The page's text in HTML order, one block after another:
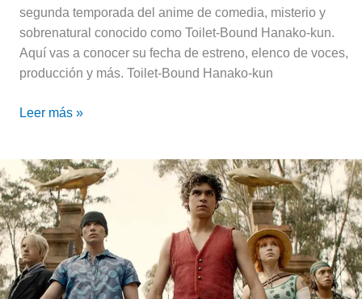
segunda temporada del anime de comedia, misterio y
sobrenatural conocido como Toilet-Bound Hanako-kun.
Aquí vas a conocer su fecha de estreno, elenco de voces,
producción y más. Toilet-Bound Hanako-kun
Leer más »
Las
temporadas
2
y
3
de
One